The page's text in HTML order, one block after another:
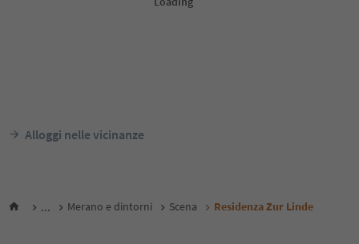
Alloggi nelle vicinanze
... Merano e dintorni Scena Residenza Zur Linde